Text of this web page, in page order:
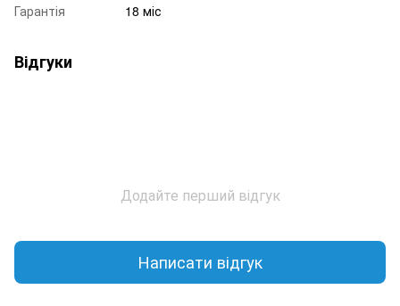
Гарантія
18 міс
Відгуки
Додайте перший відгук
Написати відгук